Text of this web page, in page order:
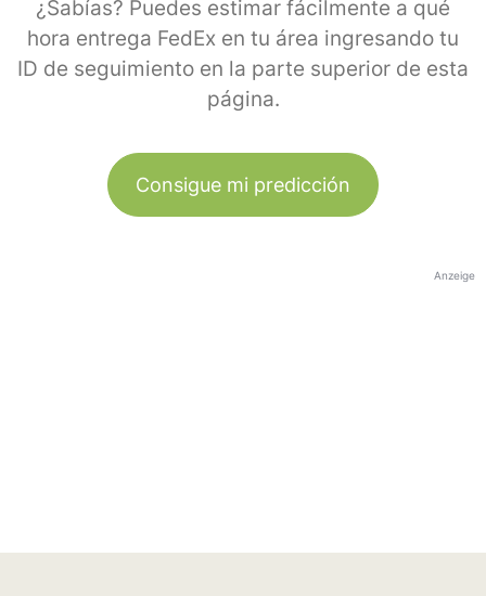
¿Sabías? Puedes estimar fácilmente a qué
hora entrega FedEx en tu área ingresando tu
ID de seguimiento en la parte superior de esta
página.
Consigue mi predicción
Anzeige